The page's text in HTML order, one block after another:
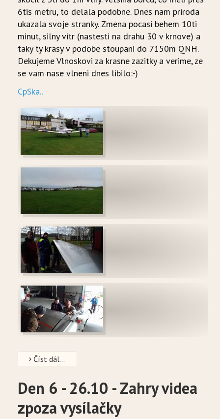
6tis metru, to delala podobne. Dnes nam priroda
ukazala svoje stranky. Zmena pocasi behem 10ti
minut, silny vitr (nastesti na drahu 30 v krnove) a
taky ty krasy v podobe stoupani do 7150m QNH.
Dekujeme Vlnoskovi za krasne zazitky a verime, ze
se vam nase vlneni dnes libilo:-)
CpSka..
Číst dál...
Den 6 - 26.10 - Zahry videa
zpoza vysílačky